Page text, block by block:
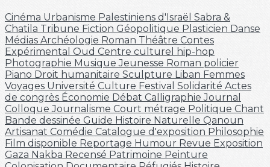
Cinéma Urbanisme Palestiniens d'Israël Sabra &
Chatila Tribune Fiction Géopolitique Plasticien Danse
Médias Archéologie Roman Théâtre Contes
Expérimental Oud Centre culturel
hip-hop
Photographie MusiqueJeunesse Roman policier
Piano Droit humanitaire Sculpture Liban Femmes
Voyages Université Culture Festival Solidarité Actes
de congrès Économie Débat CalligraphieJournal
ColloqueJournalisme Court métrage Politique Chant
Bande dessinée Guide Histoire Naturelle Qanoun
Artisanat Comédie Catalogue d'exposition Philosophie
Film disponible Reportage Humour Revue Exposition
Gaza Nakba Recensé Patrimoine Peinture